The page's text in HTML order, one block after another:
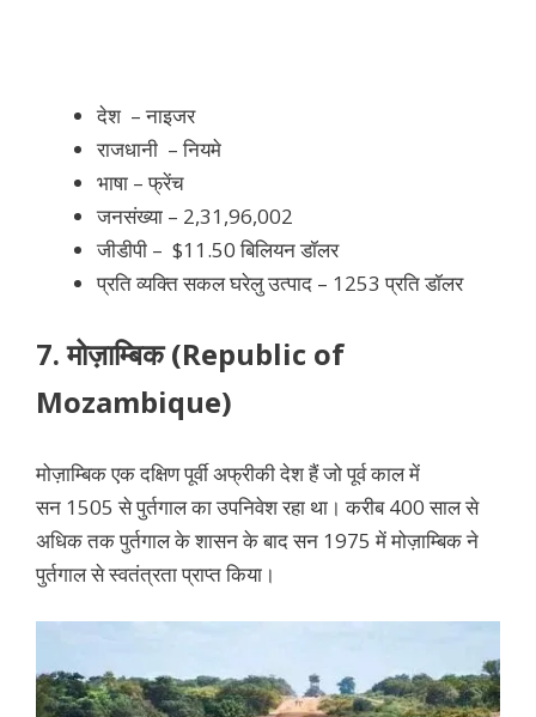
देश –नाइजर
राजधानी –नियमे
भाषा – फ्रेंच
जनसंख्या – 2,31,96,002
जीडीपी – $11.50 बिलियन डॉलर
प्रति व्यक्ति सकल घरेलु उत्पाद – 1253 प्रति डॉलर
7.मोज़ाम्बिक (Republic of
Mozambique)
मोज़ाम्बिक एक दक्षिण पूर्वी अफ्रीकी देश हैं जो पूर्वकाल में
सन 1505 से पुर्तगाल का उपनिवेश रहा था। करीब 400 साल से
अधिक तक पुर्तगाल के शासन के बाद सन 1975 में मोज़ाम्बिक ने
पुर्तगाल से स्वतंत्रता प्राप्त किया।